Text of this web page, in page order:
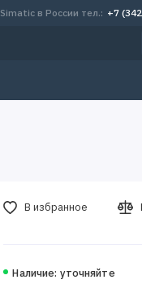
Simatic в России тел.: +7
Наличие: уточняйте
В избранное